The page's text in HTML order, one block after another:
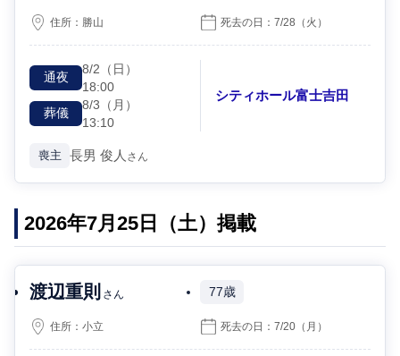
住所： 勝山 死去の日：7/28 （火）
通夜
8/2 （日）
18:00
葬儀
8/3 （月）
13:10
シティホール富士吉田
喪主 長男 俊人 さん
2026年7月25日（土）掲載
渡辺重則 さん 77歳
住所：小立 死去の日：7/20 （月）